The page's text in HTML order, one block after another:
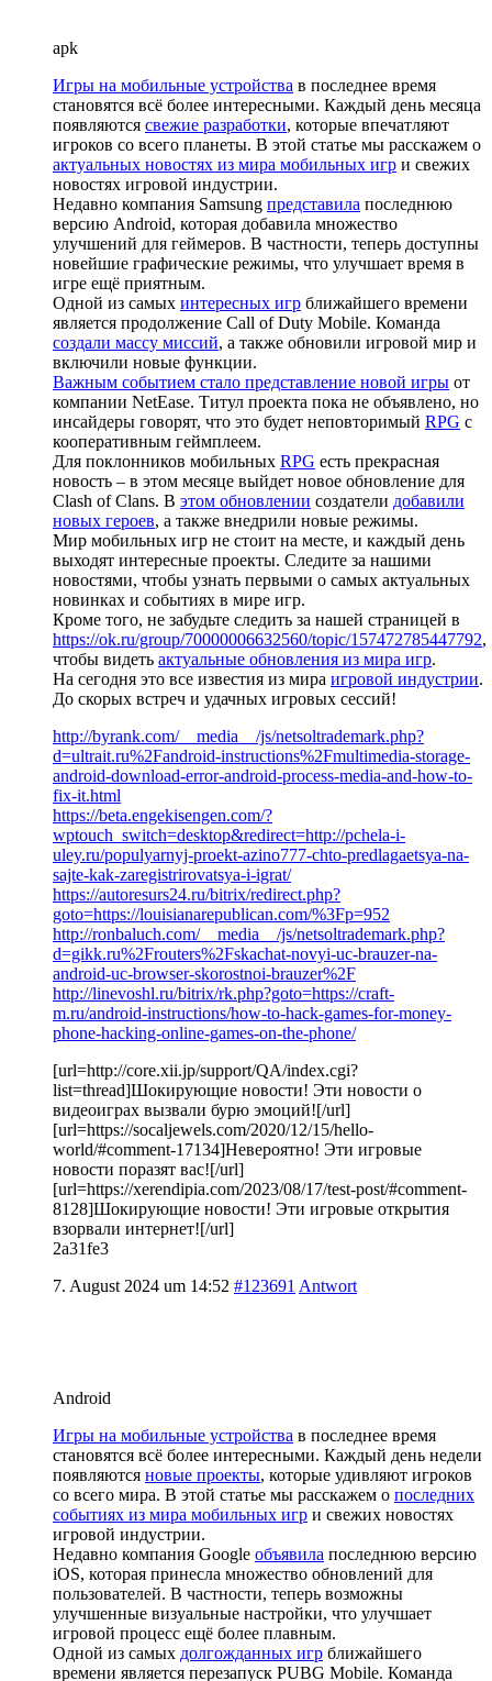
apk
Игры на мобильные устройства в последнее время
становятся всё более интересными. Каждый день месяца
появляются свежие разработки, которые впечатляют
игроков со всего планеты. В этой статье мы расскажем о
актуальных новостях из мира мобильных игр и свежих
новостях игровой индустрии.
Недавно компания Samsung представила последнюю
версию Android, которая добавила множество
улучшений для геймеров. В частности, теперь доступны
новейшие графические режимы, что улучшает время в
игре ещё приятным.
Одной из самых интересных игр ближайшего времени
является продолжение Call of Duty Mobile. Команда
создали массу миссий, а также обновили игровой мир и
включили новые функции.
Важным событием стало представление новой игры от
компании NetEase. Титул проекта пока не объявлено, но
инсайдеры говорят, что это будет неповторимый RPG с
кооперативным геймплеем.
Для поклонников мобильных RPG есть прекрасная
новость – в этом месяце выйдет новое обновление для
Clash of Clans. В этом обновлении создатели добавили
новых героев, а также внедрили новые режимы.
Мир мобильных игр не стоит на месте, и каждый день
выходят интересные проекты. Следите за нашими
новостями, чтобы узнать первыми о самых актуальных
новинках и событиях в мире игр.
Кроме того, не забудьте следить за нашей страницей в
https://ok.ru/group/70000006632560/topic/157472785447792,
чтобы видеть актуальные обновления из мира игр.
На сегодня это все известия из мира игровой индустрии.
До скорых встреч и удачных игровых сессий!
http://byrank.com/__media__/js/netsoltrademark.php?
d=ultrait.ru%2Fandroid-instructions%2Fmultimedia-storage-
android-download-error-android-process-media-and-how-to-
fix-it.html
https://beta.engekisengen.com/?
wptouch_switch=desktop&redirect=http://pchela-i-
uley.ru/populyarnyj-proekt-azino777-chto-predlagaetsya-na-
sajte-kak-zaregistrirovatsya-i-igrat/
https://autoresurs24.ru/bitrix/redirect.php?
goto=https://louisianarepublican.com/%3Fp=952
http://ronbaluch.com/__media__/js/netsoltrademark.php?
d=gikk.ru%2Frouters%2Fskachat-novyi-uc-brauzer-na-
android-uc-browser-skorostnoi-brauzer%2F
http://linevoshl.ru/bitrix/rk.php?goto=https://craft-
m.ru/android-instructions/how-to-hack-games-for-money-
phone-hacking-online-games-on-the-phone/
[url=http://core.xii.jp/support/QA/index.cgi?
list=thread]Шокирующие новости! Эти новости о
видеоиграх вызвали бурю эмоций![/url]
[url=https://socaljewels.com/2020/12/15/hello-
world/#comment-17134]Невероятно! Эти игровые
новости поразят вас![/url]
[url=https://xerendipia.com/2023/08/17/test-post/#comment-
8128]Шокирующие новости! Эти игровые открытия
взорвали интернет![/url]
2a31fe3
7. August 2024 um 14:52 #123691 Antwort
Android
Игры на мобильные устройства в последнее время
становятся всё более интересными. Каждый день недели
появляются новые проекты, которые удивляют игроков
со всего мира. В этой статье мы расскажем о последних
событиях из мира мобильных игр и свежих новостях
игровой индустрии.
Недавно компания Google объявила последнюю версию
iOS, которая принесла множество обновлений для
пользователей. В частности, теперь возможны
улучшенные визуальные настройки, что улучшает
игровой процесс ещё более плавным.
Одной из самых долгожданных игр ближайшего
времени является перезапуск PUBG Mobile. Команда